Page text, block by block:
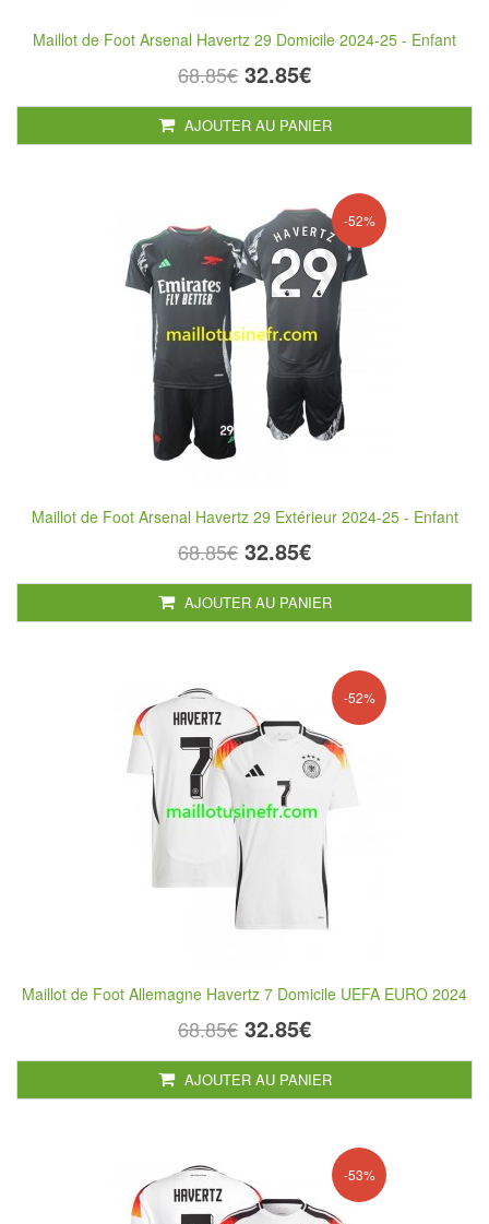
Maillot de Foot Arsenal Havertz 29 Domicile 2024-25 - Enfant
68.85€ 32.85€
AJOUTER AU PANIER
-52%
Maillot de Foot Arsenal Havertz 29 Extérieur 2024-25 - Enfant
68.85€ 32.85€
AJOUTER AU PANIER
-52%
Maillot de Foot Allemagne Havertz 7 Domicile UEFA EURO 2024
68.85€ 32.85€
AJOUTER AU PANIER
-53%